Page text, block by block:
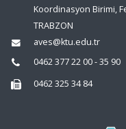
Koordinasyon Birimi,
TRABZON
aves@ktu.edu.tr
0462 377 22 00 - 35 90
0462 325 34 84